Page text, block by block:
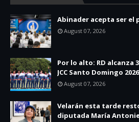
Abinader acepta ser el
August 07, 2026
Por lo alto: RD alcanza
JCC Santo Domingo 2026
August 07, 2026
Velarán esta tarde
diputada María